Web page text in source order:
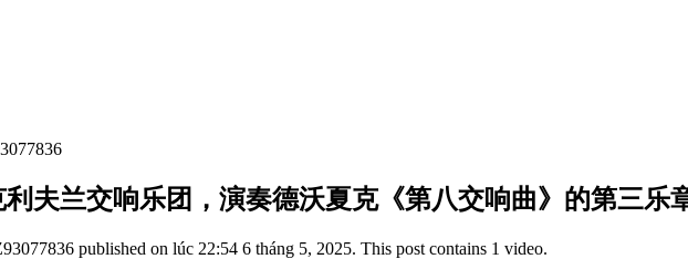
夫兰交响乐团，演奏德沃夏克《第八交响曲》的第三乐
published on lúc 22:54 6 tháng 5, 2025. This post contains 1 video.